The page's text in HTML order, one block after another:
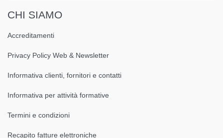
CHI SIAMO
Accreditamenti
Privacy Policy Web & Newsletter
Informativa clienti, fornitori e contatti
Informativa per attività formative
Termini e condizioni
Recapito fatture elettroniche